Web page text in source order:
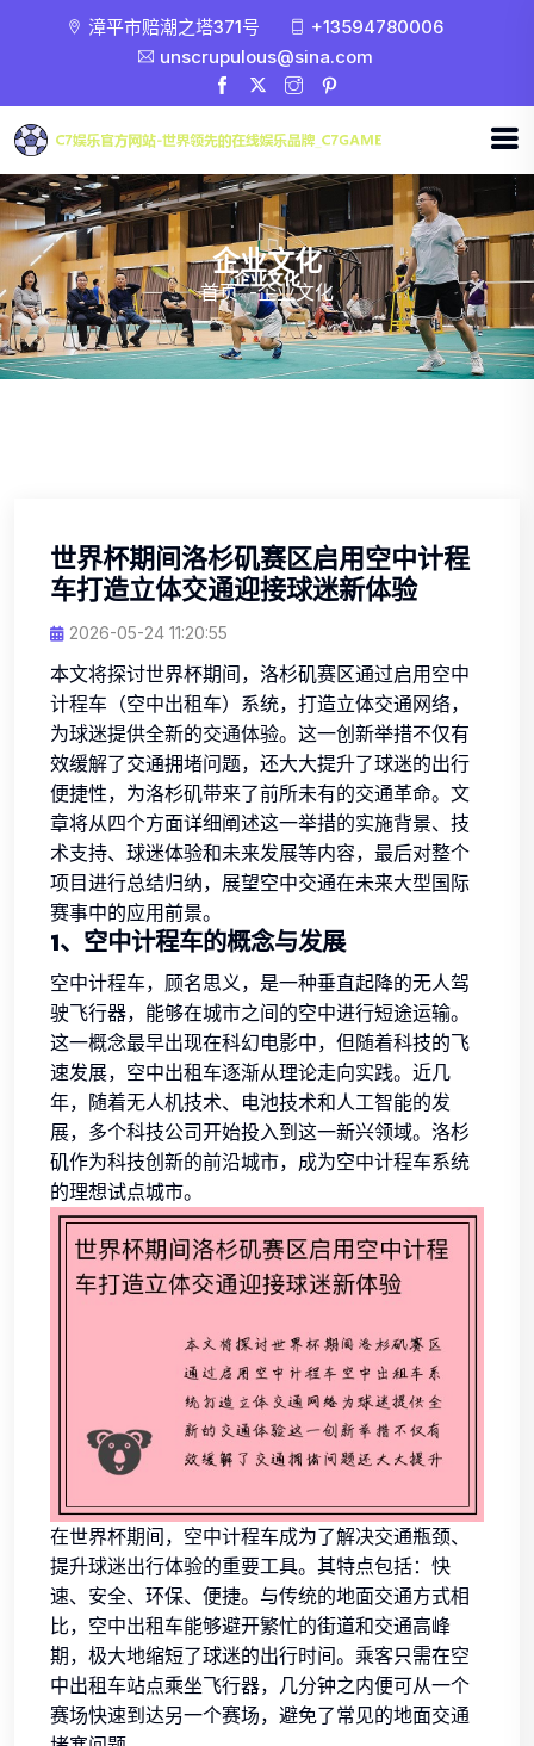
漳平市赔潮之塔371号
+13594780006
unscrupulous@sina.com
企业文化
首页 -企业文化
世界杯期间洛杉矶赛区启用空中计程
车打造立体交通迎接球迷新体验
2026-05-24 11:20:55
本文将探讨世界杯期间，洛杉矶赛区通过启用空中
计程车（空中出租车）系统，打造立体交通网络，
为球迷提供全新的交通体验。这一创新举措不仅有
效缓解了交通拥堵问题，还大大提升了球迷的出行
便捷性，为洛杉矶带来了前所未有的交通革命。文
章将从四个方面详细阐述这一举措的实施背景、技
术支持、球迷体验和未来发展等内容，最后对整个
项目进行总结归纳，展望空中交通在未来大型国际
赛事中的应用前景。
1、空中计程车的概念与发展
空中计程车，顾名思义，是一种垂直起降的无人驾
驶飞行器，能够在城市之间的空中进行短途运输。
这一概念最早出现在科幻电影中，但随着科技的飞
速发展，空中出租车逐渐从理论走向实践。近几
年，随着无人机技术、电池技术和人工智能的发
展，多个科技公司开始投入到这一新兴领域。洛杉
矶作为科技创新的前沿城市，成为空中计程车系统
的理想试点城市。
在世界杯期间，空中计程车成为了解决交通瓶颈、
提升球迷出行体验的重要工具。其特点包括：快
速、安全、环保、便捷。与传统的地面交通方式相
比，空中出租车能够避开繁忙的街道和交通高峰
期，极大地缩短了球迷的出行时间。乘客只需在空
中出租车站点乘坐飞行器，几分钟之内便可从一个
赛场快速到达另一个赛场，避免了常见的地面交通